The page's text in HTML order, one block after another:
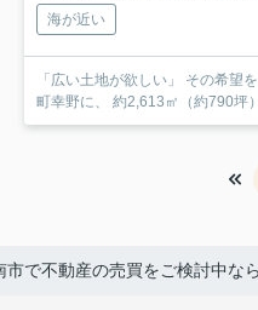
海が近い
「広い土地が欲しい」 その希望を、
町幸野に、 約2,613㎡（約790坪
市で不動産の売買をご検討中な